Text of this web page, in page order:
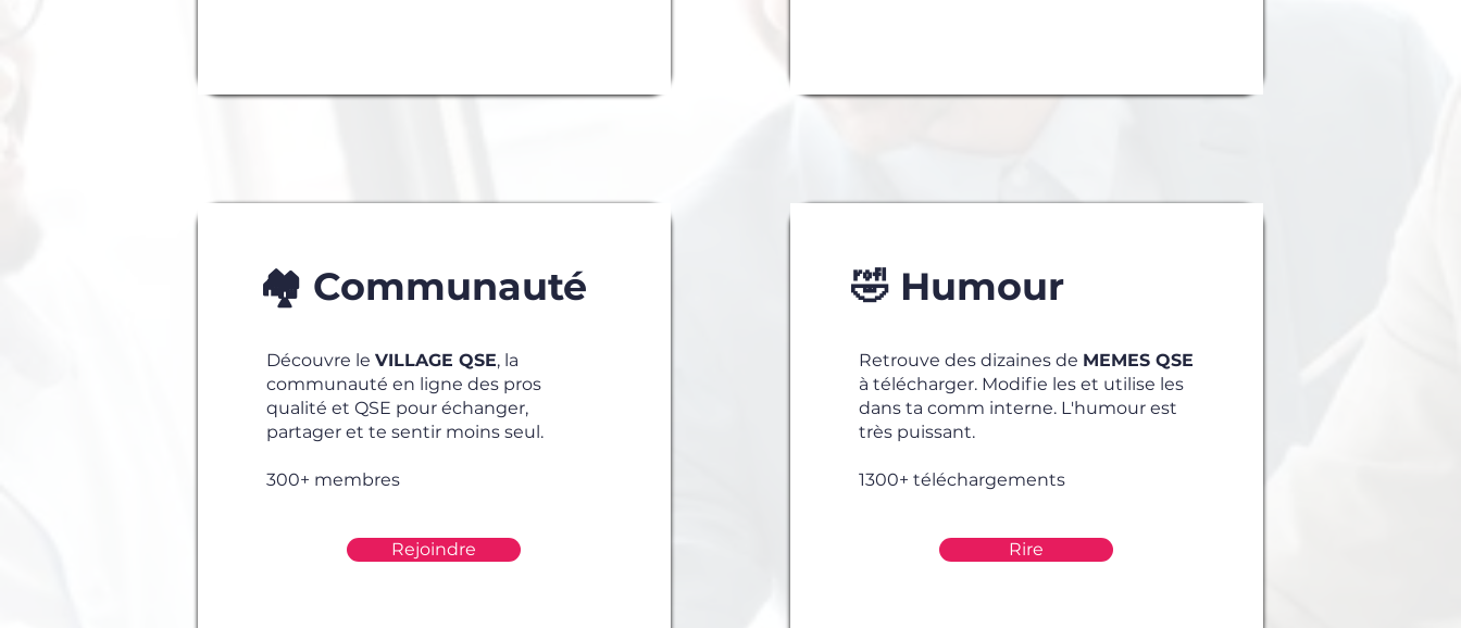
🏘️ Communauté
Découvre le VILLAGE QSE, la
communauté en ligne des pros
qualité et QSE pour échanger,
partager et te sentir moins seul.
300+ membres
Rejoindre
🤣 Humour
Retrouve des dizaines de MEMES QSE
à télécharger. Modifie les et utilise les
dans ta comm interne. L'humour est
très puissant.
1300+ téléchargements
Rire